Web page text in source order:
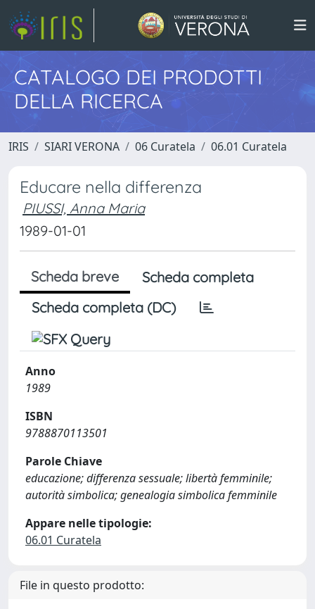
CATALOGO DEI PRODOTTI
DELLA RICERCA
IRIS SIARI VERONA 06 Curatela 06.01 Curatela
Educare nella differenza
PIUSSI, Anna Maria
1989-01-01
Scheda breve
Scheda completa
Scheda completa (DC)
Anno
1989
ISBN
9788870113501
Parole Chiave
educazione; differenza sessuale; libertà femminile;
autorità simbolica; genealogia simbolica femminile
Appare nelle tipologie:
06.01 Curatela
File in questo prodotto: